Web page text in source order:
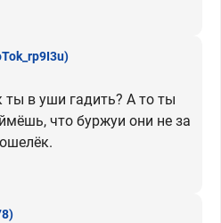
в уши гадить? А то ты
что буржуи они не за